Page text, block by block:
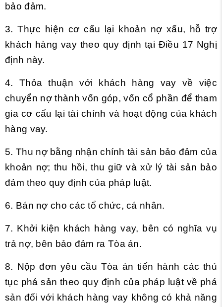
bảo đảm.
3. Thực hiện cơ cấu lại khoản nợ xấu, hỗ trợ
khách hàng vay theo quy định tại Điều 17 Nghị
định này.
4. Thỏa thuận với khách hàng vay về việc
chuyển nợ thành vốn góp, vốn cổ phần để tham
gia cơ cấu lại tài chính và hoạt động của khách
hàng vay.
5. Thu nợ bằng nhận chính tài sản bảo đảm của
khoản nợ; thu hồi, thu giữ và xử lý tài sản bảo
đảm theo quy định của pháp luật.
6. Bán nợ cho các tổ chức, cá nhân.
7. Khởi kiện khách hàng vay, bên có nghĩa vụ
trả nợ, bên bảo đảm ra Tòa án.
8. Nộp đơn yêu cầu Tòa án tiến hành các thủ
tục phá sản theo quy định của pháp luật về phá
sản đối với khách hàng vay không có khả năng